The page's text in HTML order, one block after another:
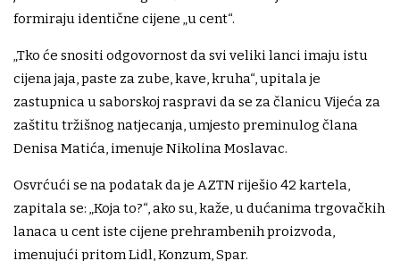
formiraju identične cijene „u cent“.
„Tko će snositi odgovornost da svi veliki lanci imaju istu
cijena jaja, paste za zube, kave, kruha“, upitala je
zastupnica u saborskoj raspravi da se za članicu Vijeća za
zaštitu tržišnog natjecanja, umjesto preminulog člana
Denisa Matića, imenuje Nikolina Moslavac.
Osvrćući se na podatak da je AZTN riješio 42 kartela,
zapitala se: „Koja to?“, ako su, kaže, u dućanima trgovačkih
lanaca u cent iste cijene prehrambenih proizvoda,
imenujući pritom Lidl, Konzum, Spar.